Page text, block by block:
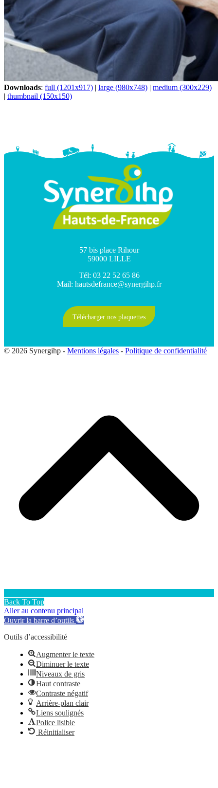
Downloads: full (1201x917) | large (980x748) | medium (300x229)
| thumbnail (150x150)
57 bis place Rihour
59000 LILLE
Tél: 03 22 52 65 86
Mail: hautsdefrance@synergihp.fr
Télécharger nos plaquettes
© 2026 Synergihp - Mentions légales - Politique de confidentialité
Back To Top
Aller au contenu principal
Ouvrir la barre d’outils
Outils d’accessibilité
Augmenter le texte
Diminuer le texte
Niveaux de gris
Haut contraste
Contraste négatif
Arrière-plan clair
Liens soulignés
Police lisible
Réinitialiser